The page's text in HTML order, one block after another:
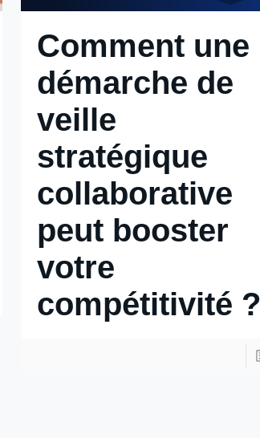
Comment une
démarche de
veille
stratégique
collaborative
peut booster
votre
compétitivité ?